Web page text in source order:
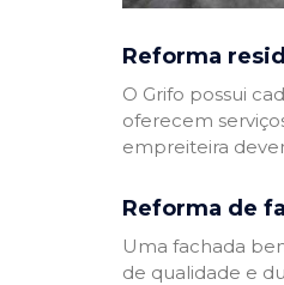
Reforma
O Grifo possui
oferecem
empreiteira
Reforma de
Uma fachada
de qualidade e